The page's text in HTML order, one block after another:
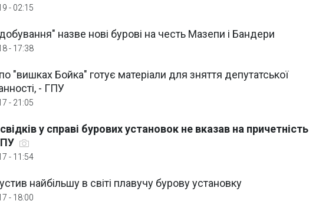
- 02:15
назве нові бурові на честь Мазепи і Бандери
- 17:38
"вишках Бойка" готує матеріали для зняття депутатської
- ГПУ
- 21:05
у справі бурових установок не вказав на причетність
- 11:54
найбільшу в світі плавучу бурову установку
- 18:00